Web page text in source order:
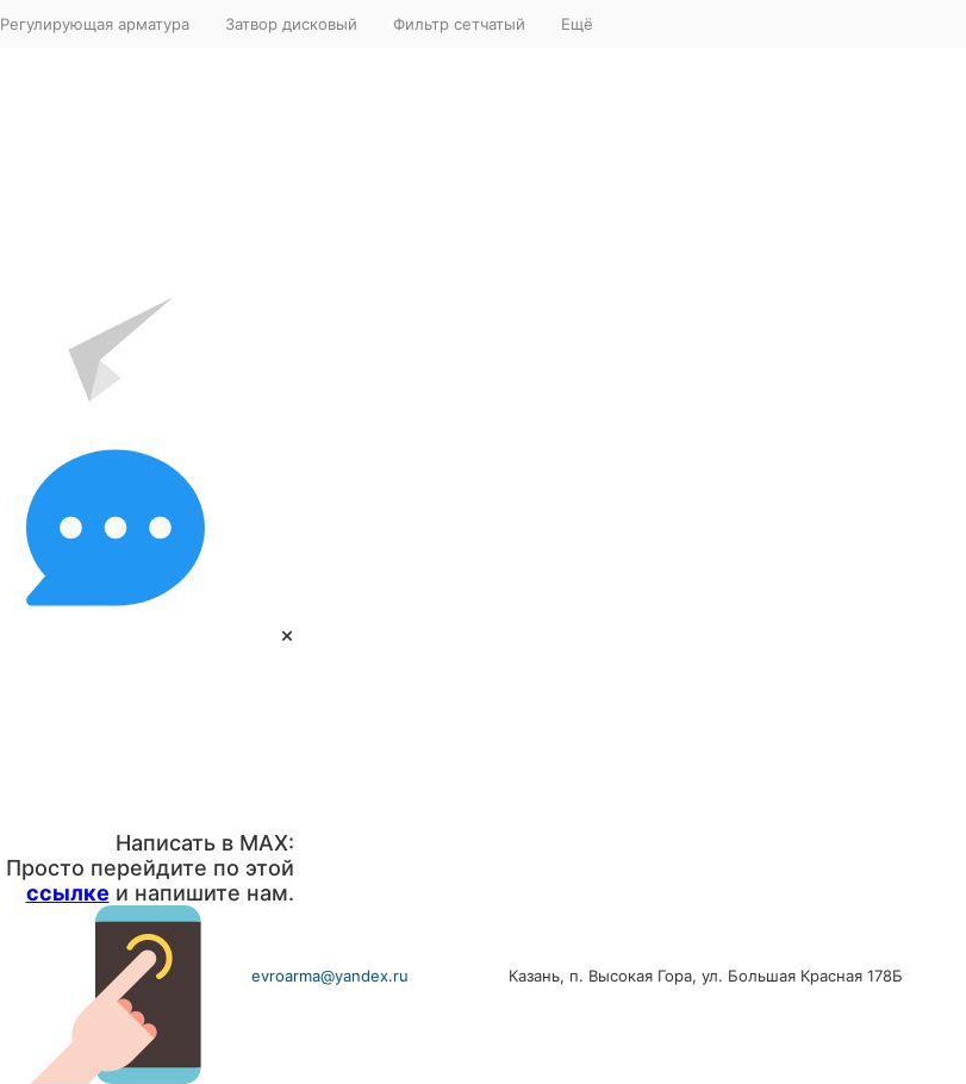
Регулирующая арматура Затвор дисковый Фильтр сетчатый Ещё
×
Написать в MAX:
Просто перейдите по этой
ссылке и напишите нам.
evroarma@yandex.ru Казань, п. Высокая Гора, ул. Большая Красная 178Б